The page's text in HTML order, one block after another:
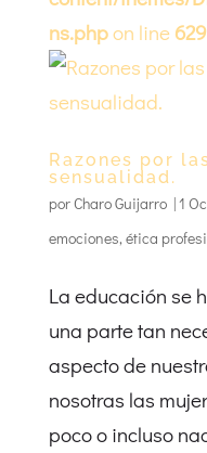
ns.phpon line 629
Razones por
sensualidad.
porCharo Guijarro|1
emociones,ética
La educación se
una parte tan
aspecto de
nosotras las
poco o incluso